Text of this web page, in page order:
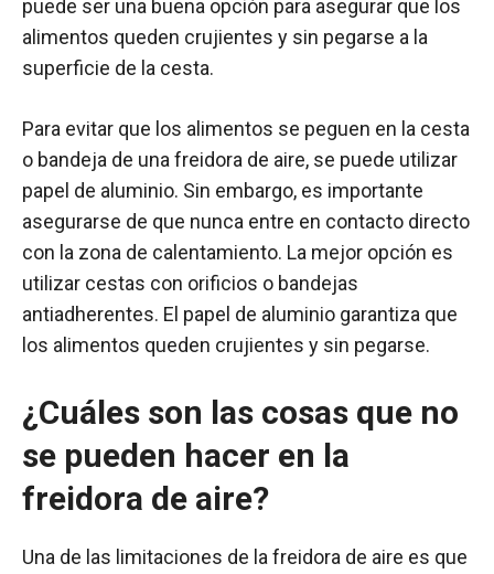
puede ser una buena opción para asegurar que los
alimentos queden crujientes y sin pegarse a la
superficie de la cesta.
Para evitar que los alimentos se peguen en la cesta
o bandeja de una freidora de aire, se puede utilizar
papel de aluminio. Sin embargo, es importante
asegurarse de que nunca entre en contacto directo
con la zona de calentamiento. La mejor opción es
utilizar cestas con orificios o bandejas
antiadherentes. El papel de aluminio garantiza que
los alimentos queden crujientes y sin pegarse.
¿Cuáles son las cosas que no
se pueden hacer en la
freidora de aire?
Una de las limitaciones de la freidora de aire es que